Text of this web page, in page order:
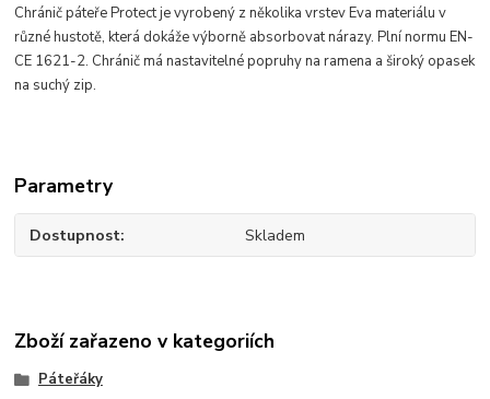
Chránič páteře Protect je vyrobený z několika vrstev Eva materiálu v
různé hustotě, která dokáže výborně absorbovat nárazy. Plní normu EN-
CE 1621-2. Chránič má nastavitelné popruhy na ramena a široký opasek
na suchý zip.
Parametry
Dostupnost Skladem
Zboží zařazeno v kategoriích
Páteřáky